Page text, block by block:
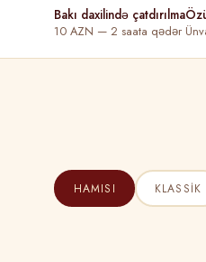
Bakı daxilində çatdırılma
10 AZN — 2 saata qədər
HAMISI KLASSIK